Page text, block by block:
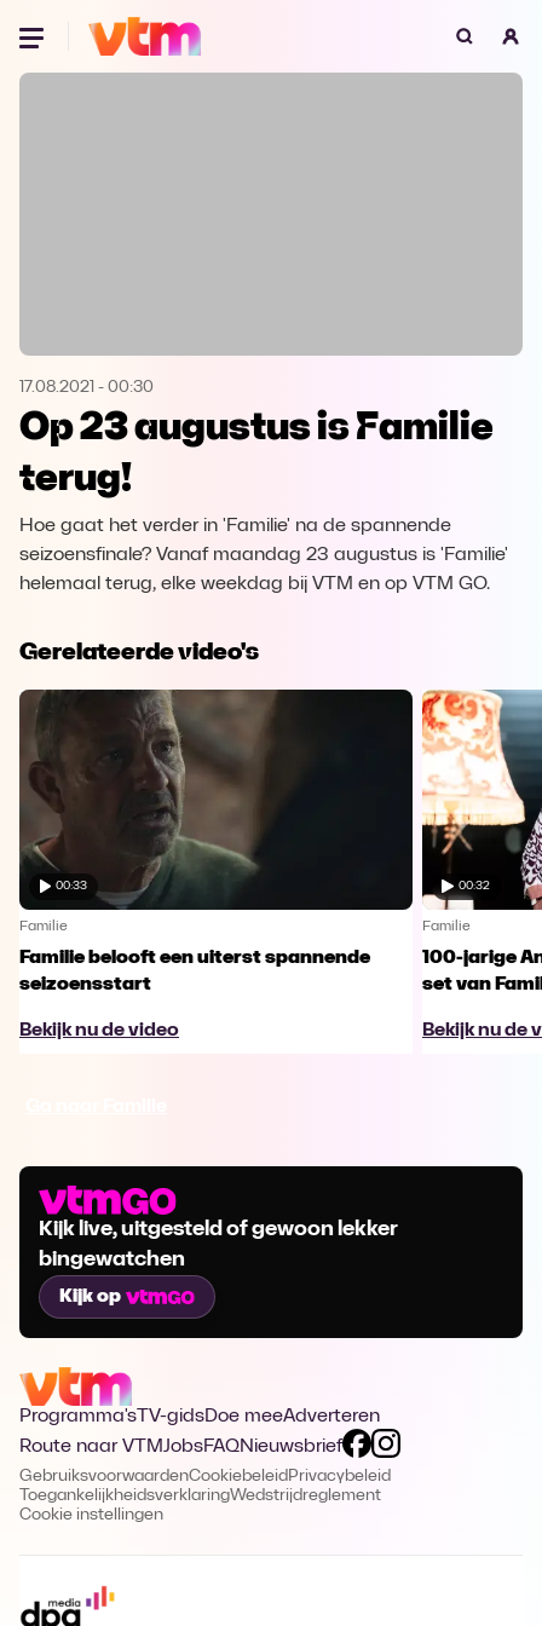
Oeps, browser niet ondersteund
Microsoft Edge Download
Opera
17.08.2021 - 00:30
Op 23 augustus is Familie
terug!
Hoe gaat het verder in 'Familie' na de spannende
seizoensfinale? Vanaf maandag 23 augustus is 'Familie'
helemaal terug, elke weekdag bij VTM en op VTM GO.
Gerelateerde video's
00:33
Familie
Familie belooft een uiterst spannende
seizoensstart
Bekijk nu de video
00:32
Familie
100-jarige
set van
Bekijk nu de
Kijk live, uitgesteld of gewoon lekker
bingewatchen
Kijk op
Programma's TV-gidsDoe meeAdverteren
Route naar VTMJobsFAQNieuwsbrief
GebruiksvoorwaardenCookiebeleid Privacybeleid
ToegankelijkheidsverklaringWedstrijdreglement
Cookie instellingen